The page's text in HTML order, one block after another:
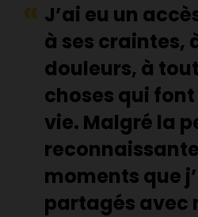
J’ai eu un
à ses craintes,
douleurs, à
choses qui
vie. Malgré la
moments que
partagés avec